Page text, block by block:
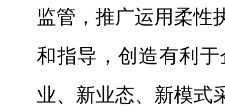
监管，推广运用柔性
和指导，创造有利
业、新业态、新模式